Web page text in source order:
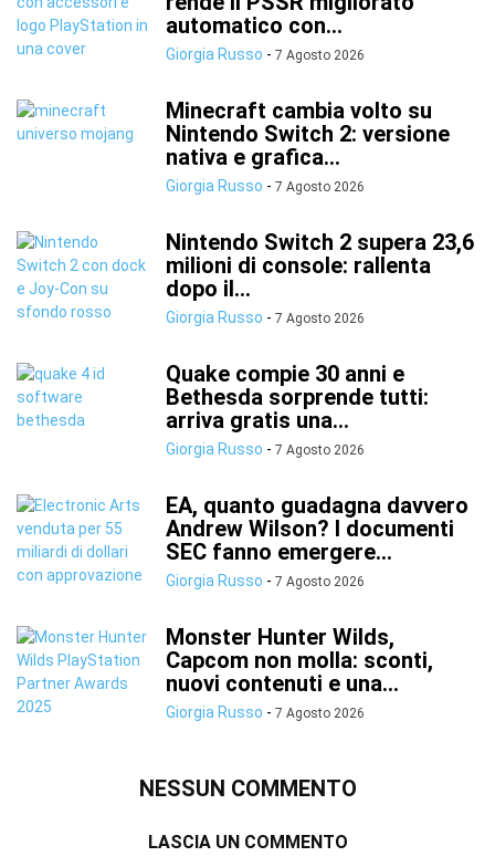
automatico con...
Giorgia Russo - 7 Agosto 2026
Minecraft cambia volto su
Nintendo Switch 2: versione
nativa e grafica...
Giorgia Russo - 7 Agosto 2026
Nintendo Switch 2 supera 23,6
milioni di console: rallenta
dopo il...
Giorgia Russo - 7 Agosto 2026
Quake compie 30 anni e
Bethesda sorprende tutti:
arriva gratis una...
Giorgia Russo - 7 Agosto 2026
EA, quanto guadagna davvero
Andrew Wilson? I documenti
SEC fanno emergere...
Giorgia Russo - 7 Agosto 2026
Monster Hunter Wilds,
Capcom non molla: sconti,
nuovi contenuti e una...
Giorgia Russo - 7 Agosto 2026
NESSUN COMMENTO
LASCIA UN COMMENTO